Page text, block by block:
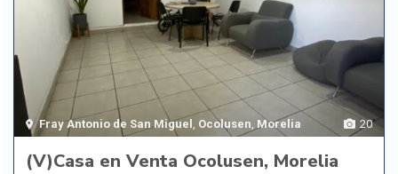
20
Fray Antonio de San Miguel Ocolusen Morelia
(V)Casa en Venta Ocolusen, Morelia